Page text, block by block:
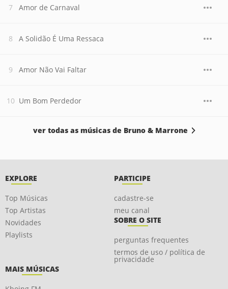
Amor de Carnaval
A Solidão É Uma Ressaca
Amor Não Vai Faltar
Um Bom Perdedor
ver todas as músicas de Bruno & Marrone
EXPLORE
Top Músicas
Top Artistas
Novidades
Playlists
PARTICIPE
cadastre-se
meu canal
SOBRE O SITE
perguntas frequentes
termos de uso / política de
privacidade
MAIS MÚSICAS